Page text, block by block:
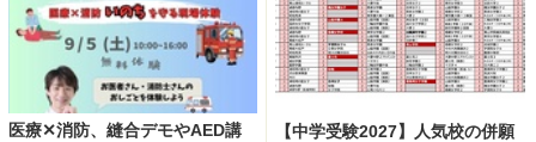
医療✕消防、縫合デモやAED講
【中学受験2027】人気校の併願